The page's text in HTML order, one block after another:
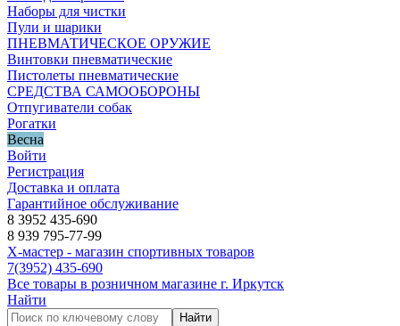
Наборы для чистки
Пули и шарики
ПНЕВМАТИЧЕСКОЕ ОРУЖИЕ
Винтовки пневматические
Пистолеты пневматические
СРЕДСТВА САМООБОРОНЫ
Отпугиватели собак
Рогатки
Весна
Войти
Регистрация
Доставка и оплата
Гарантийное обслуживание
8 3952 435-690
8 939 795-77-99
Х-мастер - магазин спортивных товаров
7(3952) 435-690
Все товары в розничном магазине г. Иркутск
Найти
Найти